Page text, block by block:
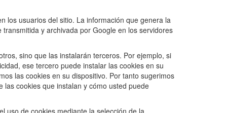
los usuarios del sitio. La información que genera la
y archivada por Google en los servidores
sino que las instalarán terceros. Por ejemplo, si
ese tercero puede instalar las cookies en su
las cookies en su dispositivo. Por tanto sugerimos
cookies que instalan y cómo usted puede
uso de cookies mediante la selección de la